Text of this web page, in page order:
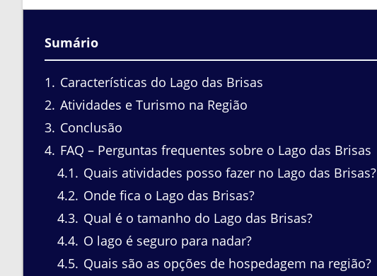
Sumário
1
Características do Lago das Brisas
2 Atividades e Turismo na Região
3 Conclusão
4 FAQ – Perguntas frequentes sobre o Lago das Brisas
4.1
Quais atividades posso fazer no Lago das Brisas?
4.2 Onde fica o Lago das Brisas?
4.3 Qual é o tamanho do Lago das Brisas?
4.4 O lago é seguro para nadar?
4.5 Quais são as opções de hospedagem na região?